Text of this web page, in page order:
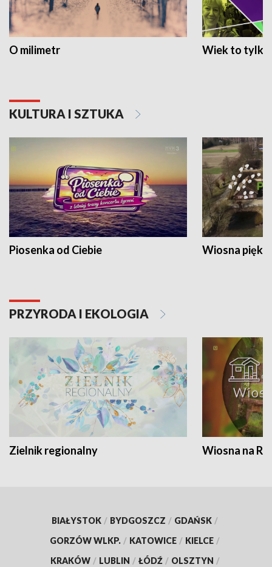
O milimetr Wiek to tylko
KULTURA I SZTUKA
Piosenka od Ciebie Wiosna
PRZYRODA I EKOLOGIA
Zielnik regionalny Wiosna na
BIAŁYSTOK / BYDGOSZCZ / GDAŃSK /
GORZÓW WLKP. / KATOWICE / KIELCE /
KRAKÓW / LUBLIN / ŁÓDŹ / OLSZTYN /